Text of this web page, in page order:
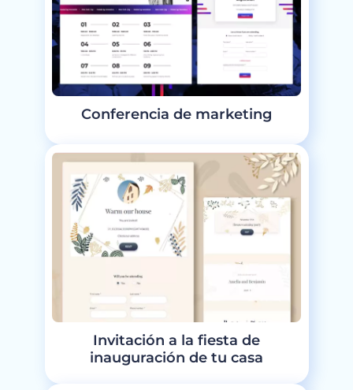
Conferencia de marketing
Invitación a la fiesta de
inauguración de tu casa